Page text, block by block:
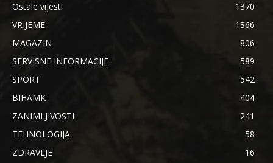
Ostale vijesti
1370
VRIJEME
1366
MAGAZIN
806
SERVISNE INFORMACIJE
589
SPORT
542
BIHAMK
404
ZANIMLJIVOSTI
241
TEHNOLOGIJA
58
ZDRAVLJE
16